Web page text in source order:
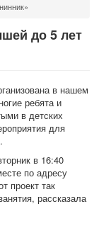
до 5 лет
в нашем
ребята и
в детских
для
в 16:40
по адресу
проект так
рассказала